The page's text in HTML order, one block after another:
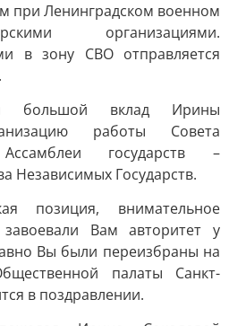
при Ленинградском военном
организациями.
в зону СВО отправляется
большой вклад Ирины
работы Совета
государств –
Независимых Государств.
позиция, внимательное
Вам авторитет у
Вы были переизбраны на
палаты Санкт-
в поздравлении.